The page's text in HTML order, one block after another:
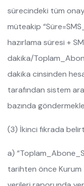
sürecindeki tüm onay
müteakip
hazırlama süresi +
dakika/
dakika cinsinden
tarafından sistem
bazında
(3) İkinci fıkrada
a)
tarihten önce Kurum